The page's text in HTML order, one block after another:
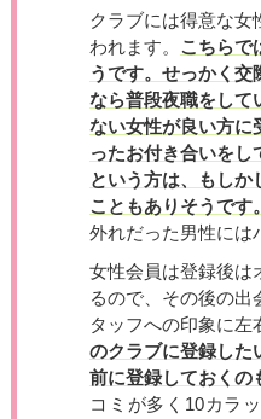
クラブには得意な女
われます。 こちらで
うです。せっかく交
なら普段夜職をして
ない女性が良い方に
ったお付き合いをし
という方は、もしか
こともありそうです。
外れだった男性には
女性会員は登録後は
るので、その後の出
タッフへの印象に左
のクラブに登録した
前に登録しておくの
コミが多く10カラ